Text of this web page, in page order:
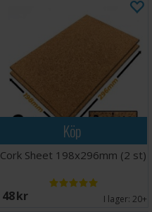
Köp
Cork Sheet 198x296mm (2 st)
48 SEK I lager: 20+